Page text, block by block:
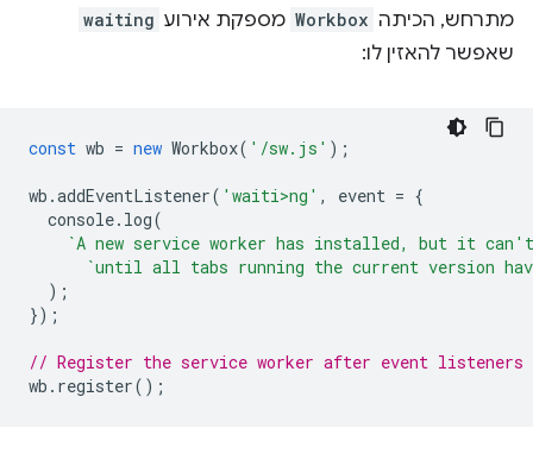
מתרחש, הכיתה Workbox מספקת אירוע waiting
שאפשר להאזין לו:
const wb = new Workbox( '/sw.js' );
wb .addEventListener( 'waiti>ng' , event = {
console. log(
`A new service worker has installed, but it
`until all tabs running the current version
);
});
// Register the service worker after event listeners
wb . register();